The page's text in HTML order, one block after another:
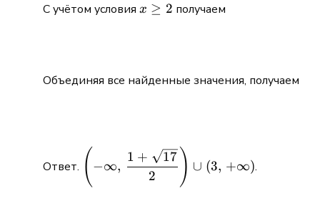
С учётом условия x\ge
x ≥ 2 получаем
Объединяя все найденные значения, получаем
Ответ.
\displaystyle \left(-
\infty,\,\frac{1+\sqrt{17}}
{2}\right)\cup
( −∞,
2
1 + 17 ) ∪ (3, +∞).